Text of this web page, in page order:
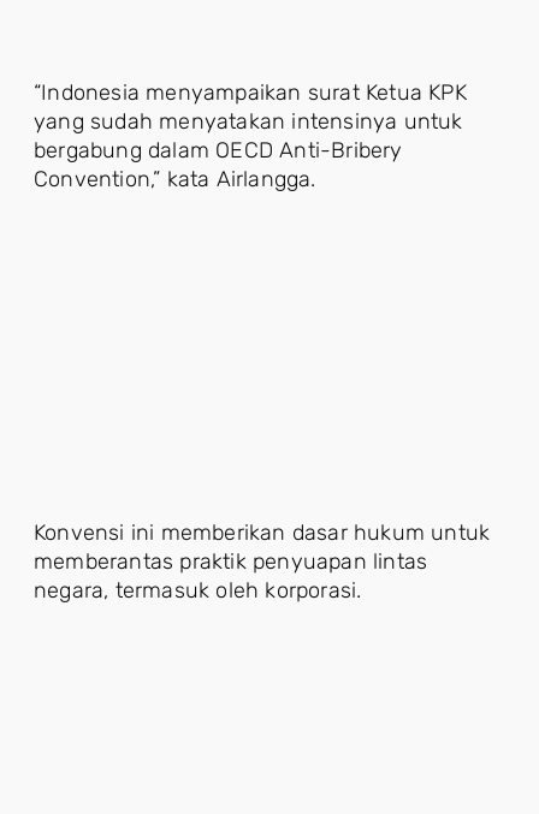
“Indonesia menyampaikan surat Ketua KPK
yang sudah menyatakan intensinya untuk
bergabung dalam OECD Anti-Bribery
Convention,” kata Airlangga.
Konvensi ini memberikan dasar hukum untuk
memberantas praktik penyuapan lintas
negara, termasuk oleh korporasi.